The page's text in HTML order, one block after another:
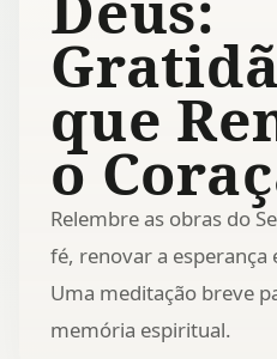
que
o
Relembre as obras do
fé, renovar a
Uma meditação breve
memória espiritual.